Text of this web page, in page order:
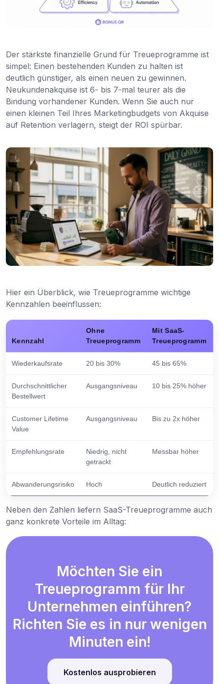
Der stärkste finanzielle Grund für Treueprogramme ist
simpel: Einen bestehenden Kunden zu halten ist
deutlich günstiger, als einen neuen zu gewinnen.
Neukundenakquise ist 6- bis 7-mal teurer als die
Bindung vorhandener Kunden. Wenn Sie auch nur
einen kleinen Teil Ihres Marketingbudgets von Akquise
auf Retention verlagern, steigt der ROI spürbar.
Hier ein Überblick, wie Treueprogramme wichtige
Kennzahlen beeinflussen:
Kennzahl
Ohne
Treueprogramm
Mit SaaS-
Treueprogramm
Wiederkaufsrate 20 bis 30% 45 bis 65%
Durchschnittlicher
Bestellwert
Ausgangsniveau 10 bis 25% höher
Customer Lifetime
Value
Ausgangsniveau Bis zu 2x höher
Empfehlungsrate
Niedrig, nicht
getrackt
Messbar höher
Abwanderungsrisiko Hoch Deutlich reduziert
Neben den Zahlen liefern SaaS-Treueprogramme auch
ganz konkrete Vorteile im Alltag:
Möchten Sie ein
Treueprogramm für Ihr
Unternehmen einführen?
Richten Sie es in nur wenigen
Minuten ein!
Kostenlos ausprobieren